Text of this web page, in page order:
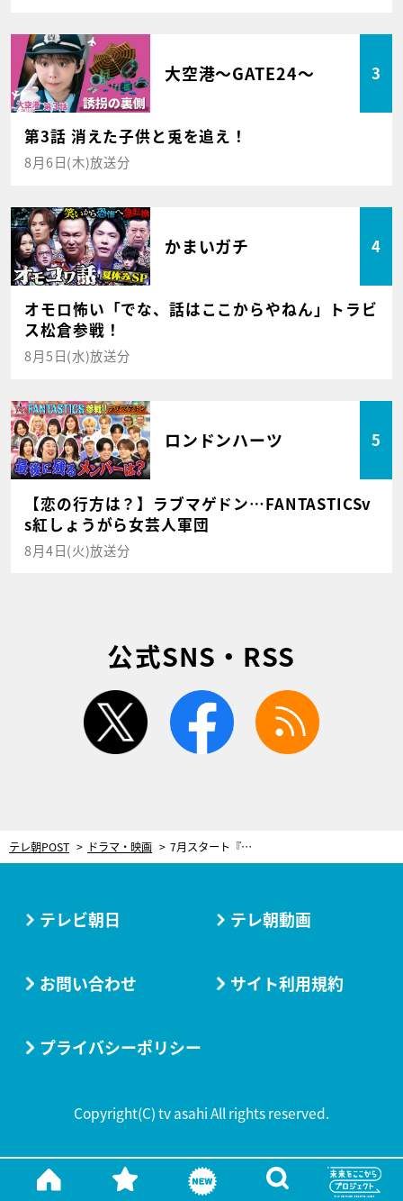
大空港～GATE24～ 3
第3話 消えた子供と兎を追え！
8月6日(木)放送分
かまいガチ 4
オモロ怖い「でな、話はここからやねん」トラビ
ス松倉参戦！
8月5日(水)放送分
ロンドンハーツ 5
【恋の行方は？】ラブマゲドン…FANTASTICSv
s紅しょうがら女芸人軍団
8月4日(火)放送分
公式SNS・RSS
twitter facebook
テレ朝POST ドラマ・映画 7月スタート『科捜研の女 season24』、新レギュラーは加藤諒！シーズンゲストで鈴木福も登場
テレビ朝日 テレ朝動画
お問い合わせ サイト利用規約
プライバシーポリシー
Copyright(C) tv asahi All rights reserved.